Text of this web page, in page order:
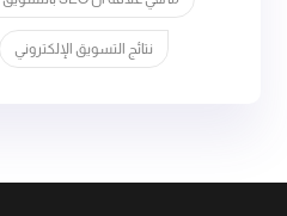
نتائج التسويق الإلكتروني